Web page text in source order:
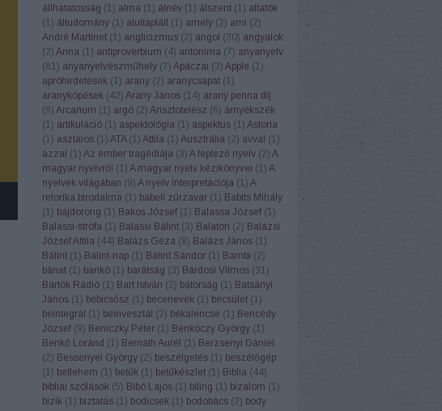
állhatatosság (1) alma (1) álnév (1) álszent (1) altatók
(1) áltudomány (1) alultáplált (1) amely (2) ami (2)
André Martinet (1) anglicizmus (2) angol (30) angyalok
(2) Anna (1) antiproverbium (4) antonima (7) anyanyelv
(81) anyanyelvészműhely (7) Apáczai (3) Apple (1)
apróhirdetések (1) arany (2) aranycsapat (1)
aranyköpések (42) Arany János (14) arany penna díj
(9) Arcanum (1) argó (2) Arisztotelész (6) árnyékszék
(1) artikuláció (1) aspektológia (1) aspektus (1) Astoria
(1) asztalos (1) ATA (1) Attila (1) Ausztrália (2) avval (1)
azzal (1) Az ember tragédiája (3) A leplező nyelv (2) A
magyar nyelvről (1) A magyar nyelv kézikönyvei (1) A
nyelvek világában (9) A nyelv interpretációja (1) A
retorika birodalma (1) bábeli zűrzavar (1) Babits Mihály
(1) bájdorong (1) Bakos József (1) Balassa József (1)
Balassi-strófa (1) Balassi Bálint (3) Balaton (2) Balázsi
József Attila (44) Balázs Géza (8) Balázs János (1)
Bálint (1) Bálint-nap (1) Bálint Sándor (1) Bambi (2)
bánat (1) bankó (1) barátság (3) Bárdosi Vilmos (31)
Bartók Rádió (1) Bart István (2) bátorság (1) Batsányi
János (1) bébicsősz (1) becenevek (1) becsület (1)
beintegrál (1) beinvesztál (2) békalencse (1) Bencédy
József (9) Beniczky Péter (1) Benkóczy György (1)
Benkő Loránd (1) Bernáth Aurél (1) Berzsenyi Dániel
(2) Bessenyei György (2) beszélgetés (1) beszélőgép
(1) betlehem (1) betűk (1) betűkészlet (1) Biblia (44)
bibliai szólások (5) Bibó Lajos (1) biling (1) bizalom (1)
bízik (1) biztatás (1) bodicsek (1) bodobács (2) body